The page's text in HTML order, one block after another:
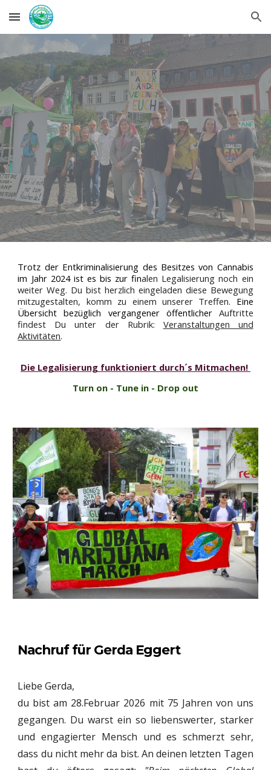
Skip to main content Skip to navigation
Trotz der Entkriminalisierung des Besitzes von Cannabis
im Jahr 2024 ist es bis zur finalen Legalisierung noch ein
weiter Weg. Du bist herzlich eingeladen diese Bewegung
mitzugestalten, komm zu einem unserer Treffen. Eine
Übersicht bezüglich vergangener öffentlicher Auftritte
findest Du unter der Rubrik: Veranstaltungen und
Aktivitäten.
Die Legalisierung funktioniert durch´s Mitmachen!
Turn on - Tune in - Drop out
Nachruf für Gerda Eggert
Liebe Gerda,
du bist am 28.Februar 2026 mit 75 Jahren von uns
gegangen. Du warst ein so liebenswerter, starker
und engagierter Mensch und es schmerzt sehr,
dass du nicht mehr da bist. An deinen letzten Tagen